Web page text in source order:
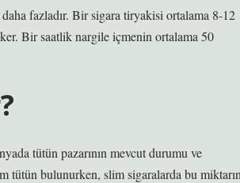
fazladır. Bir sigara tiryakisi ortalama 8-12
Bir saatlik nargile içmenin ortalama 50
tütün pazarının mevcut durumu ve
tütün bulunurken, slim sigaralarda bu